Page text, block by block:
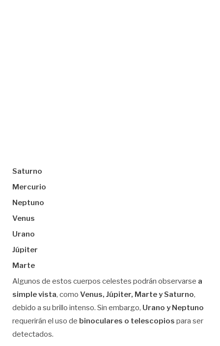
Saturno
Mercurio
Neptuno
Venus
Urano
Júpiter
Marte
Algunos de estos cuerpos celestes podrán observarse a
simple vista, como Venus, Júpiter, Marte y Saturno,
debido a su brillo intenso. Sin embargo, Urano y Neptuno
requerirán el uso de binoculares o telescopios para ser
detectados.